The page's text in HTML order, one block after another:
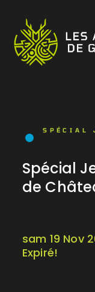
SPÉCIAL
sam 19 Nov
Expiré!
Spécial
de